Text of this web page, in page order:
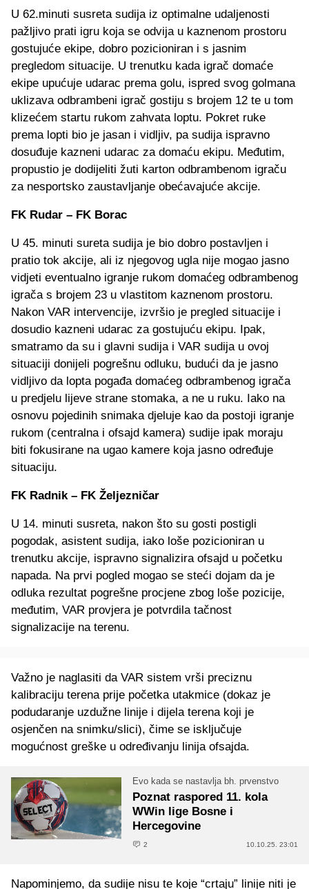
U 62.minuti susreta sudija iz optimalne udaljenosti
pažljivo prati igru koja se odvija u kaznenom prostoru
gostujuće ekipe, dobro pozicioniran i s jasnim
pregledom situacije. U trenutku kada igrač domaće
ekipe upućuje udarac prema golu, ispred svog golmana
uklizava odbrambeni igrač gostiju s brojem 12 te u tom
klizećem startu rukom zahvata loptu. Pokret ruke
prema lopti bio je jasan i vidljiv, pa sudija ispravno
dosuđuje kazneni udarac za domaću ekipu. Međutim,
propustio je dodijeliti žuti karton odbrambenom igraču
za nesportsko zaustavljanje obećavajuće akcije.
FK Rudar – FK Borac
U 45. minuti sureta sudija je bio dobro postavljen i
pratio tok akcije, ali iz njegovog ugla nije mogao jasno
vidjeti eventualno igranje rukom domaćeg odbrambenog
igrača s brojem 23 u vlastitom kaznenom prostoru.
Nakon VAR intervencije, izvršio je pregled situacije i
dosudio kazneni udarac za gostujuću ekipu. Ipak,
smatramo da su i glavni sudija i VAR sudija u ovoj
situaciji donijeli pogrešnu odluku, budući da je jasno
vidljivo da lopta pogađa domaćeg odbrambenog igrača
u predjelu lijeve strane stomaka, a ne u ruku. Iako na
osnovu pojedinih snimaka djeluje kao da postoji igranje
rukom (centralna i ofsajd kamera) sudije ipak moraju
biti fokusirane na ugao kamere koja jasno određuje
situaciju.
FK Radnik – FK Željezničar
U 14. minuti susreta, nakon što su gosti postigli
pogodak, asistent sudija, iako loše pozicioniran u
trenutku akcije, ispravno signalizira ofsajd u početku
napada. Na prvi pogled mogao se steći dojam da je
odluka rezultat pogrešne procjene zbog loše pozicije,
međutim, VAR provjera je potvrdila tačnost
signalizacije na terenu.
Važno je naglasiti da VAR sistem vrši preciznu
kalibraciju terena prije početka utakmice (dokaz je
podudaranje uzdužne linije i dijela terena koji je
osjenčen na snimku/slici), čime se isključuje
mogućnost greške u određivanju linija ofsajda.
Evo kada se nastavlja bh. prvenstvo
Poznat raspored 11. kola
WWin lige Bosne i
Hercegovine
2 10.10.25. 23:01
Napominjemo, da sudije nisu te koje “crtaju” linije niti je